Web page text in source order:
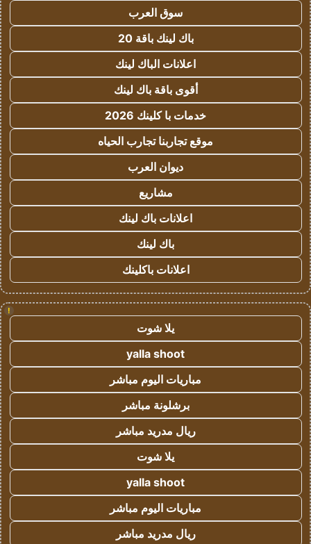
سوق العرب
باك لينك باقة 20
اعلانات الباك لينك
أقوى باقة باك لينك
خدمات با كلينك 2026
موقع تجاربنا تجارب الحياه
ديوان العرب
مشاريع
اعلانات باك لينك
باك لينك
اعلانات باكلينك
!
يلا شوت
yalla shoot
مباريات اليوم مباشر
برشلونة مباشر
ريال مدريد مباشر
يلا شوت
yalla shoot
مباريات اليوم مباشر
ريال مدريد مباشر